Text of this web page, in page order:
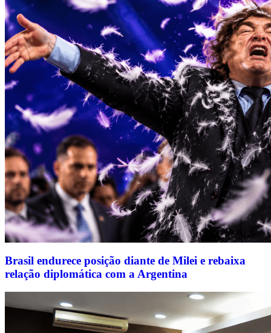
Brasil endurece posição diante de Milei e rebaixa
relação diplomática com a Argentina